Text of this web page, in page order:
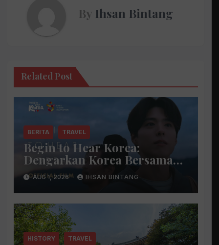
By Ihsan Bintang
Related Post
BERITA TRAVEL
Begin to Hear Korea:
Dengarkan Korea Bersama
Park Bo Gum
AUG 1, 2026 IHSAN BINTANG
HISTORY TRAVEL